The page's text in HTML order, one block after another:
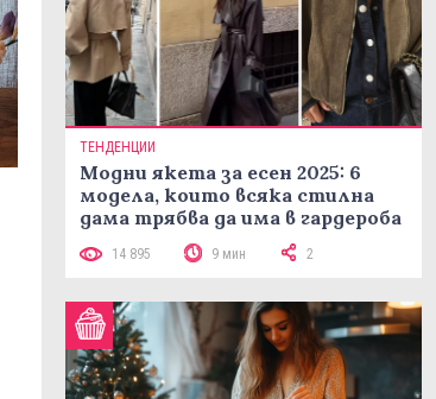
ТЕНДЕНЦИИ
Модни якета за есен 2025: 6
модела, които всяка стилна
дама трябва да има в гардероба
14 895 9 мин 2